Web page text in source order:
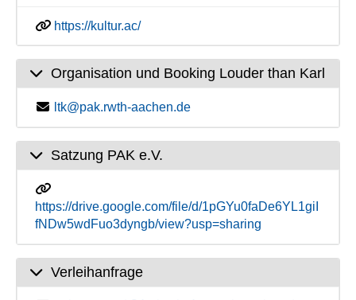
https://kultur.ac/
Organisation und Booking Louder than Karl
ltk@pak.rwth-aachen.de
Satzung PAK e.V.
https://drive.google.com/file/d/1pGYu0faDe6YL1giI
fNDw5wdFuo3dyngb/view?usp=sharing
Verleihanfrage